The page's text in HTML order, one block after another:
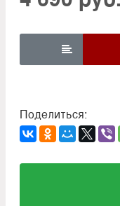

Поделиться: